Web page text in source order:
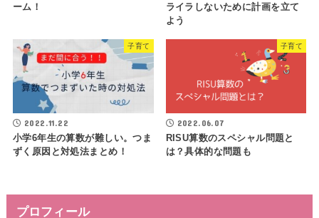
ーム！
ライラしないために計画を立て
よう
子育て
2022.11.22
小学6年生の算数が難しい。つま
ずく原因と対処法まとめ！
子育て
2022.06.07
RISU算数のスペシャル問題と
は？具体的な問題も
プロフィール